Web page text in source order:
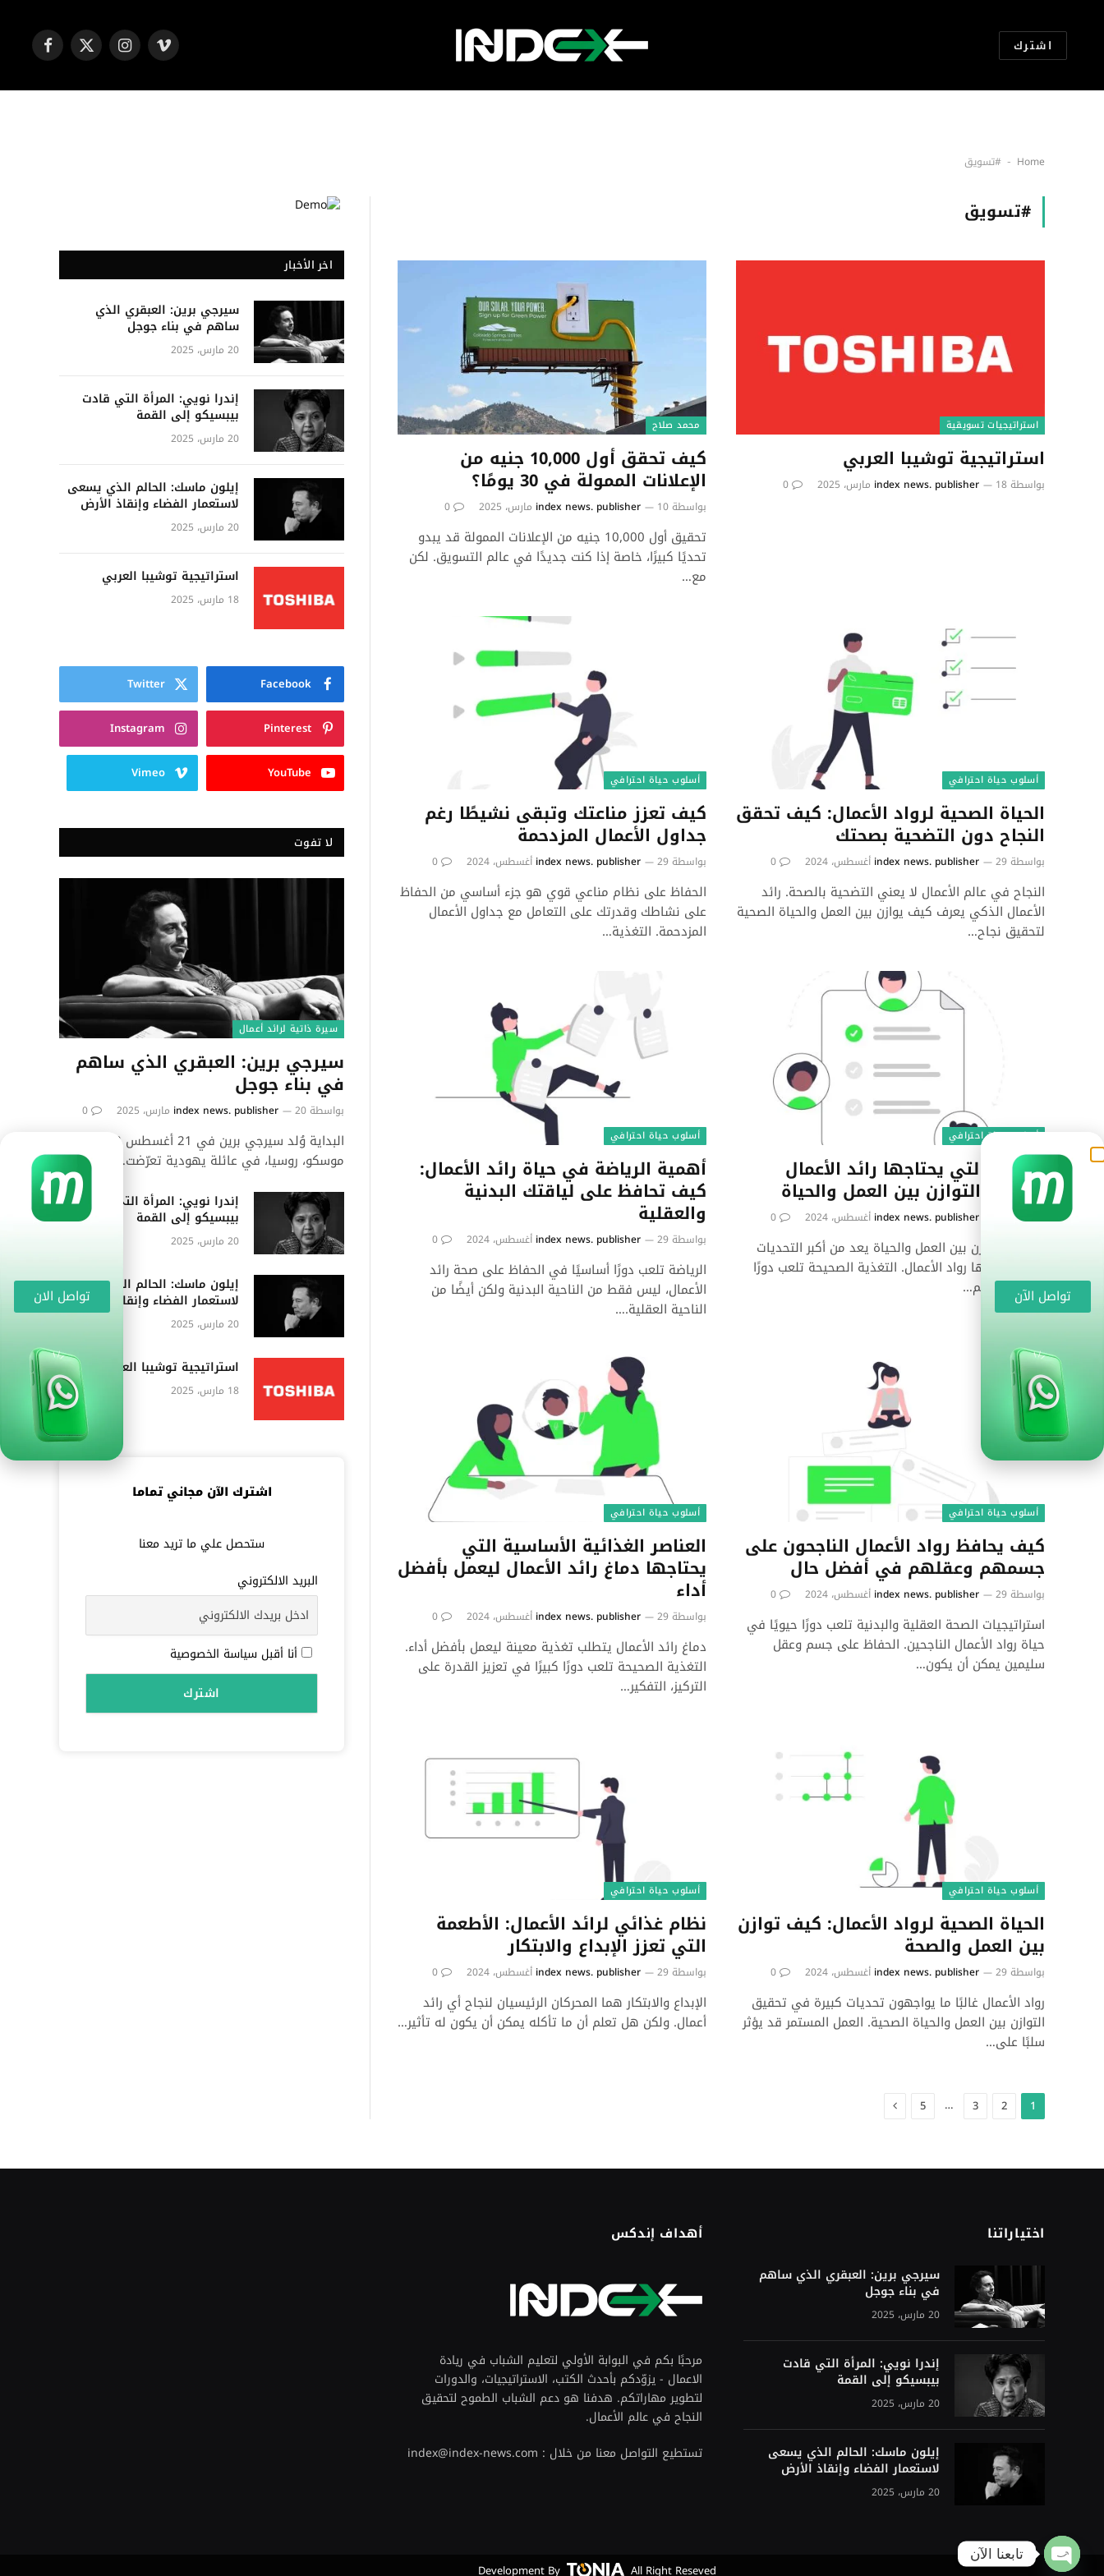
فيسبوكX الانستغرام
فيميو اشترك
Home
- #تسويق
#تسويق
استراتيجيات تسويقية
استراتيجية توشيبا العربي
بواسطة index news. publisher 18 مارس، 2025 0
محمد صلاح
كيف تحقق أول 10,000 جنيه من
الإعلانات الممولة في 30 يومًا؟
بواسطة index news. publisher 10 مارس، 2025 0
تحقيق أول 10,000 جنيه من الإعلانات الممولة قد يبدو
تحديًا كبيرًا، خاصة إذا كنت جديدًا في عالم التسويق. لكن
مع…
أسلوب حياة احترافي
الحياة الصحية لرواد الأعمال: كيف تحقق
النجاح دون التضحية بصحتك
بواسطة index news. publisher 29 أغسطس، 2024 0
النجاح في عالم الأعمال لا يعني التضحية بالصحة. رائد
الأعمال الذكي يعرف كيف يوازن بين العمل والحياة الصحية
لتحقيق نجاح…
أسلوب حياة احترافي
كيف تعزز مناعتك وتبقى نشيطًا رغم
جداول الأعمال المزدحمة
بواسطة index news. publisher 29 أغسطس، 2024 0
الحفاظ على نظام مناعي قوي هو جزء أساسي من الحفاظ
على نشاطك وقدرتك على التعامل مع جداول الأعمال
المزدحمة. التغذية…
أسلوب حياة احترافي
الأغذية التي يحتاجها رائد الأعمال
لتحقيق التوازن بين العمل والحياة
بواسطة index news. publisher
0
تحقيق التوازن بين العمل والحياة يعد من أكبر التحديات
التي يواجهها رواد الأعمال. التغذية الصحيحة تلعب دورًا
كبيرًا في دعم…
أسلوب حياة احترافي
أهمية الرياضة في حياة رائد الأعمال:
كيف تحافظ على لياقتك البدنية
والعقلية
بواسطة index news. publisher 29 أغسطس، 2024 0
الرياضة تلعب دورًا أساسيًا في الحفاظ على صحة رائد
الأعمال، ليس فقط من الناحية البدنية ولكن أيضًا من
الناحية العقلية.…
أسلوب حياة احترافي
كيف يحافظ رواد الأعمال الناجحون على
جسمهم وعقلهم في أفضل حال
بواسطة index news. publisher 29 أغسطس، 2024 0
استراتيجيات الصحة العقلية والبدنية تلعب دورًا حيويًا في
حياة رواد الأعمال الناجحين. الحفاظ على جسم وعقل
سليمين يمكن أن يكون…
أسلوب حياة احترافي
العناصر الغذائية الأساسية التي
يحتاجها دماغ رائد الأعمال ليعمل بأفضل
أداء
بواسطة index news. publisher 29 أغسطس، 2024 0
دماغ رائد الأعمال يتطلب تغذية معينة ليعمل بأفضل أداء.
التغذية الصحيحة تلعب دورًا كبيرًا في تعزيز القدرة على
التركيز، التفكير…
أسلوب حياة احترافي
الحياة الصحية لرواد الأعمال: كيف توازن
بين العمل والصحة
بواسطة index news. publisher 29 أغسطس، 2024 0
رواد الأعمال غالبًا ما يواجهون تحديات كبيرة في تحقيق
التوازن بين العمل والحياة الصحية. العمل المستمر قد يؤثر
سلبًا على…
أسلوب حياة احترافي
نظام غذائي لرائد الأعمال: الأطعمة
التي تعزز الإبداع والابتكار
بواسطة index news. publisher 29 أغسطس، 2024 0
الإبداع والابتكار هما المحركان الرئيسيان لنجاح أي رائد
أعمال. ولكن هل تعلم أن ما تأكله يمكن أن يكون له تأثير…
1
2
3
…
5 التالي
اخر الأخبار
سيرجي برين: العبقري الذي
ساهم في بناء جوجل
20 مارس، 2025
إندرا نويي: المرأة التي قادت
بيبسيكو إلى القمة
20 مارس، 2025
إيلون ماسك: الحالم الذي يسعى
لاستعمار الفضاء وإنقاذ الأرض
20 مارس، 2025
استراتيجية توشيبا العربي
18 مارس، 2025
Facebook
Twitter
Pinterest
Instagram
YouTube
Vimeo
لا تفوت
سيرة ذاتية لرائد أعمال
سيرجي برين: العبقري الذي ساهم
في بناء جوجل
بواسطة index news. publisher 20 مارس، 2025 0
موسكو، روسيا، في عائلة يهودية تعرّضت…
إندرا نويي: المرأة التي قادت
بيبسيكو إلى القمة
20 مارس، 2025
إيلون ماسك: الحالم الذي يسعى
لاستعمار الفضاء وإنقاذ الأرض
20 مارس، 2025
استراتيجية توشيبا العربي
18 مارس، 2025
اشترك الآن مجاني تماما
ستحصل علي ما تريد معنا
البريد الالكتروني
أنا أقبل سياسة الخصوصية
اختياراتنا
سيرجي برين: العبقري الذي ساهم
في بناء جوجل
20 مارس، 2025
إندرا نويي: المرأة التي قادت
بيبسيكو إلى القمة
20 مارس، 2025
إيلون ماسك: الحالم الذي يسعى
لاستعمار الفضاء وإنقاذ الأرض
20 مارس، 2025
أهداف إندكس
مرحبًا بكم في البوابة الأولي لتعليم الشباب في ريادة
الاعمال - يزوّدكم بأحدث الكتب، الاستراتيجيات، والدورات
لتطوير مهاراتكم. هدفنا هو دعم الشباب الطموح لتحقيق
النجاح في عالم الأعمال.
تستطيع التواصل معنا من خلال : index@index-news.com
All Right Reseved
Development By
تابعنا الآن
تواصل الان تواصل الآن